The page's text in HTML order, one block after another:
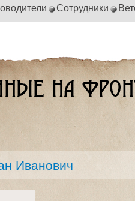
Сотрудники
Иванович